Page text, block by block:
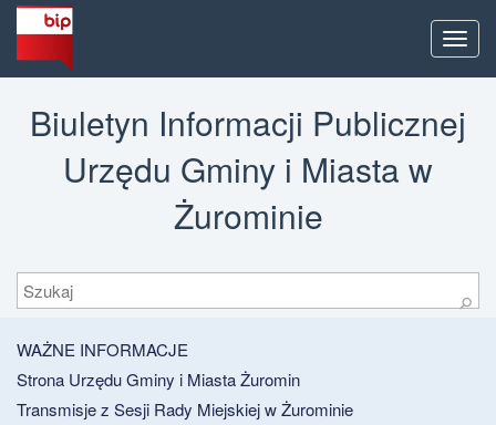
Menu
Biuletyn Informacji Publicznej
Urzędu Gminy i Miasta w
Żurominie
Szukaj
⚲
WAŻNE INFORMACJE
Strona Urzędu Gminy i Miasta Żuromin
Transmisje z Sesji Rady Miejskiej w Żurominie